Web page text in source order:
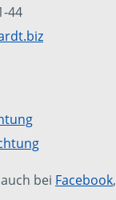
44
bei Facebook,